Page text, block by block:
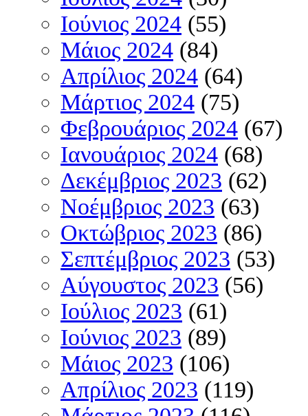
Ιούνιος 2024 (55)
Μάιος 2024 (84)
Απρίλιος 2024 (64)
Μάρτιος 2024 (75)
Φεβρουάριος 2024 (67)
Ιανουάριος 2024 (68)
Δεκέμβριος 2023 (62)
Νοέμβριος 2023 (63)
Οκτώβριος 2023 (86)
Σεπτέμβριος 2023 (53)
Αύγουστος 2023 (56)
Ιούλιος 2023 (61)
Ιούνιος 2023 (89)
Μάιος 2023 (106)
Απρίλιος 2023 (119)